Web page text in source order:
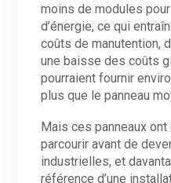
moins de modules
d’énergie, ce qui
coûts de manutention,
une baisse des coûts
pourraient fournir
plus que le panneau
Mais ces panneaux
parcourir avant de
industrielles, et
référence d’une